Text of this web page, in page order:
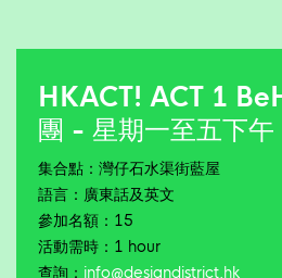
HKACT! ACT 1
團 - 星期一至五下
集合點：灣仔石水渠街藍屋
語言：廣東話及英文
參加名額：15
活動需時：1 hour
查詢： info@designdistrict.hk